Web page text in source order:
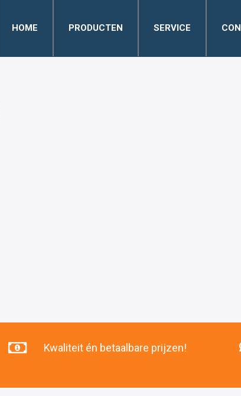
HOME
PRODUCTEN SERVICE
Kwaliteit én betaalbare prijzen!